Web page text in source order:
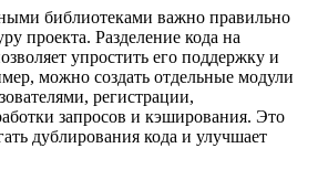
библиотеками важно правильно
проекта. Разделение кода на
упростить его поддержку и
можно создать отдельные модули
регистрации,
запросов и кэширования. Это
дублирования кода и улучшает